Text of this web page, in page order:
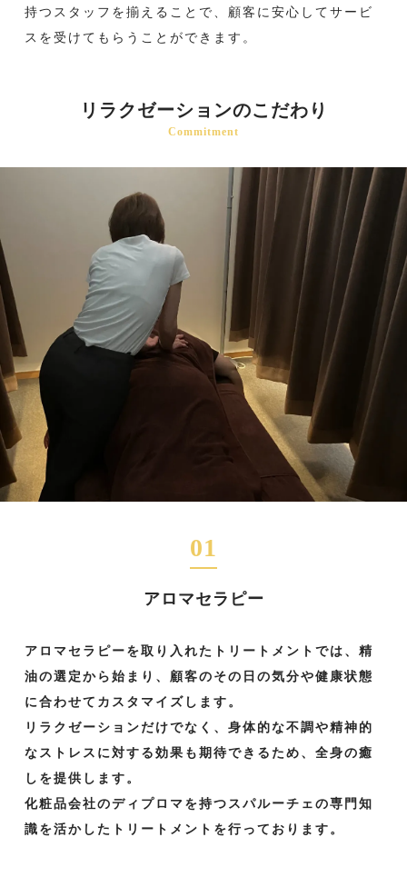
持つスタッフを揃えることで、顧客に安心してサービ
スを受けてもらうことができます。
リラクゼーションのこだわり
Commitment
01
アロマセラピー
アロマセラピーを取り入れたトリートメントでは、精
油の選定から始まり、顧客のその日の気分や健康状態
に合わせてカスタマイズします。
リラクゼーションだけでなく、身体的な不調や精神的
なストレスに対する効果も期待できるため、全身の癒
しを提供します。
化粧品会社のディプロマを持つスパルーチェの専門知
識を活かしたトリートメントを行っております。